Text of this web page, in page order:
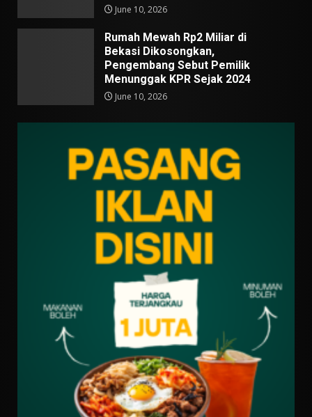
June 10, 2026
Rumah Mewah Rp2 Miliar di
Bekasi Dikosongkan,
Pengembang Sebut Pemilik
Menunggak KPR Sejak 2024
June 10, 2026